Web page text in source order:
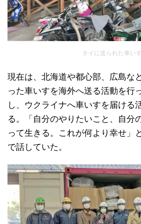
タイに送られた車いす
現在は、北海道や都心部、広島な
った車いすを海外へ送る活動を行
し、ウクライナへ車いすを届ける
る。「自分のやりたいこと、自分
って生きる。これが何より幸せ」
で話していた。